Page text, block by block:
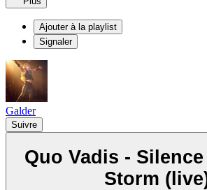
Ajouter à la playlist
Signaler
Galder
Suivre
Quo Vadis -
Storm